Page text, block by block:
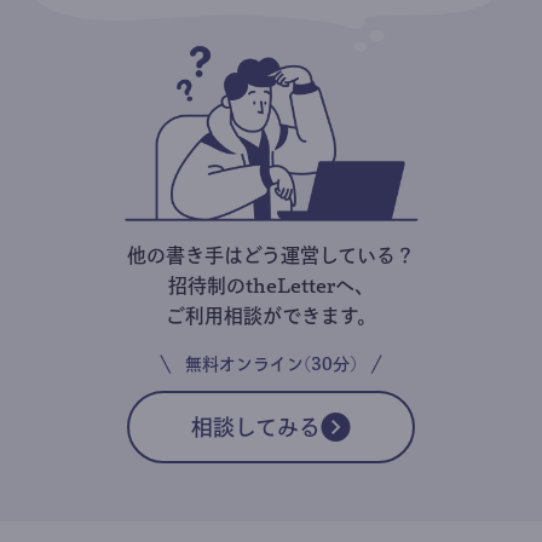
他の書き手はどう運営している？
招待制のtheLetterへ、
ご利用相談ができます。
無料オンライン(30分)
相談してみる